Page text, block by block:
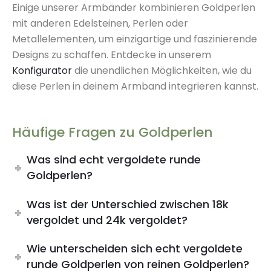
Einige unserer Armbänder kombinieren Goldperlen
mit anderen Edelsteinen, Perlen oder
Metallelementen, um einzigartige und faszinierende
Designs zu schaffen. Entdecke in unserem
Konfiguratordie unendlichen Möglichkeiten, wie du
diese Perlen in deinem Armband integrieren kannst.
Häufige Fragen zu Goldperlen
Was sind echt vergoldete runde
Goldperlen?
Was ist der Unterschied zwischen 18k
vergoldet und 24k vergoldet?
Wie unterscheiden sich echt vergoldete
runde Goldperlen von reinen Goldperlen?